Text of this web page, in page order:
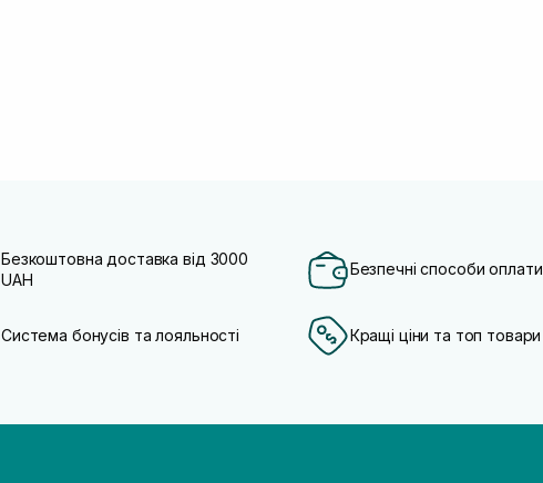
Безкоштовна доставка від 3000
UAH
Безпечні способи оплати
Система бонусів та лояльності Кращі ціни та топ товари